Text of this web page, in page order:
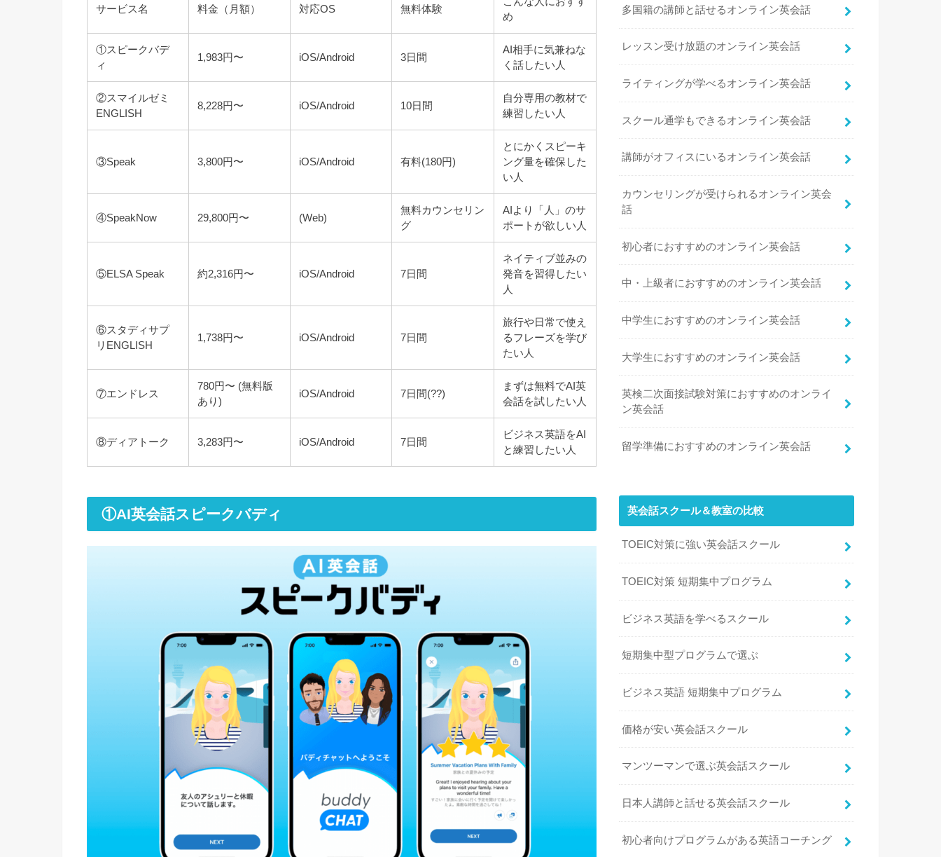
サービス名 料金（月額） 対応OS 無料体験
め
①スピークバデ
ィ
1,983円〜 iOS/Android 3日間
AI相手に気兼ねな
く話したい人
②スマイルゼミ
ENGLISH
8,228円〜 iOS/Android 10日間
自分専用の教材で
練習したい人
③Speak 3,800円〜 iOS/Android 有料(180円)
とにかくスピーキ
ング量を確保した
い人
④SpeakNow 29,800円〜 (Web)
無料カウンセリン
グ
AIより「人」のサ
ポートが欲しい人
⑤ELSA Speak 約2,316円〜 iOS/Android 7日間
ネイティブ並みの
発音を習得したい
人
⑥スタディサプ
リENGLISH
1,738円〜 iOS/Android 7日間
旅行や日常で使え
るフレーズを学び
たい人
⑦エンドレス
780円〜 (無料版
あり)
iOS/Android 7日間(??)
まずは無料でAI英
会話を試したい人
⑧ディアトーク 3,283円〜 iOS/Android 7日間
ビジネス英語をAI
と練習したい人
①AI英会話スピークバディ
多国籍の講師と話せるオンライン英会話
レッスン受け放題のオンライン英会話
ライティングが学べるオンライン英会話
スクール通学もできるオンライン英会話
講師がオフィスにいるオンライン英会話
カウンセリングが受けられるオンライン英会
話
初心者におすすめのオンライン英会話
中・上級者におすすめのオンライン英会話
中学生におすすめのオンライン英会話
大学生におすすめのオンライン英会話
英検二次面接試験対策におすすめのオンライ
ン英会話
留学準備におすすめのオンライン英会話
英会話スクール＆教室の比較
TOEIC対策に強い英会話スクール
TOEIC対策 短期集中プログラム
ビジネス英語を学べるスクール
短期集中型プログラムで選ぶ
ビジネス英語 短期集中プログラム
価格が安い英会話スクール
マンツーマンで選ぶ英会話スクール
日本人講師と話せる英会話スクール
初心者向けプログラムがある英語コーチング